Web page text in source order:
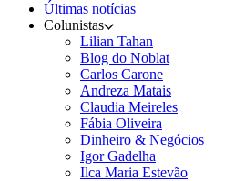
Últimas notícias
Colunistas
Lilian Tahan
Blog do Noblat
Carlos Carone
Andreza Matais
Claudia Meireles
Fábia Oliveira
Dinheiro & Negócios
Igor Gadelha
Ilca Maria Estevão